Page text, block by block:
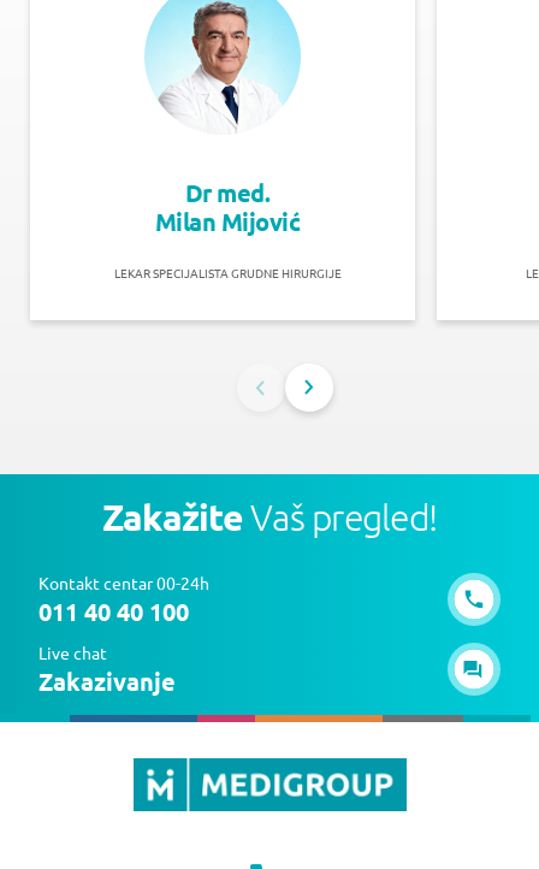
Dr med.
Milan Mijović
LEKAR SPECIJALISTA GRUDNE HIRURGIJE
ZakažiteVaš pregled!
Kontakt centar 00-24h
011 40 40 100
Live chat
Zakazivanje